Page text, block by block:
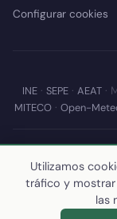
Configurar cookies
INE· SEPE· AEAT·
MITECO· Open-
© 2026
abiertos.
Última
Utilizamos
tráfico y mostrar
las